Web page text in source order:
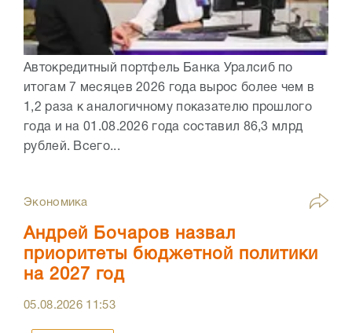
Автокредитный портфель Банка Уралсиб по
итогам 7 месяцев 2026 года вырос более чем в
1,2 раза к аналогичному показателю прошлого
года и на 01.08.2026 года составил 86,3 млрд
рублей. Всего...
Экономика
Андрей Бочаров назвал
приоритеты бюджетной политики
на 2027 год
05.08.2026 11:53